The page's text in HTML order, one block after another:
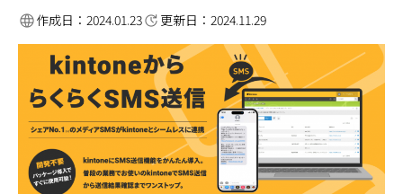
作成日： 2024.01.23 更新日： 2024.11.29